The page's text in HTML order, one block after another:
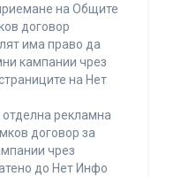
на Общите
договор
има право да
кампании чрез
на Нет
рекламна
договор за
чрез
до Нет Инфо